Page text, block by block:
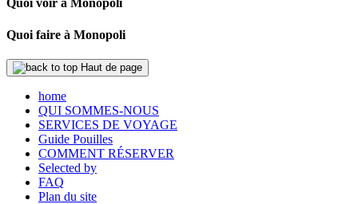
Quoi voir à Monopoli
Quoi faire à Monopoli
Haut de page
home
QUI SOMMES-NOUS
SERVICES DE VOYAGE
Guide Pouilles
COMMENT RÉSERVER
Selected by
FAQ
Plan du site